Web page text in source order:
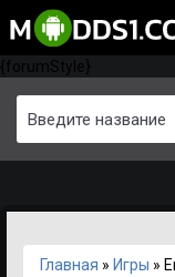
{forumStyle}
Главная » Игры »